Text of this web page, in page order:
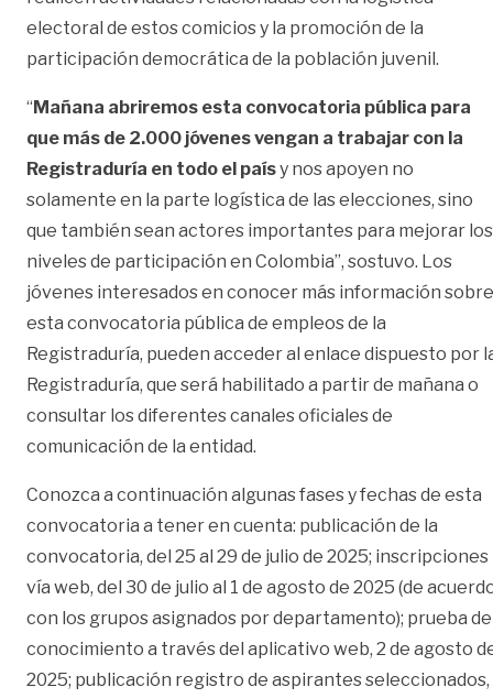
electoral de estos comicios y la promoción de la
participación democrática de la población juvenil.
“Mañana abriremos esta convocatoria pública para
que más de 2.000 jóvenes vengan a trabajar con la
Registraduría en todo el paísy nos apoyen no
solamente en la parte logística de las elecciones, sino
que también sean actores importantes para mejorar los
niveles de participación en Colombia”, sostuvo. Los
jóvenes interesados en conocer más información sobre
esta convocatoria pública de empleos de la
Registraduría, pueden acceder al enlace dispuesto por
Registraduría, que será habilitado a partir de mañana o
consultar los diferentes canales oficiales de
comunicación de la entidad.
Conozca a continuación algunas fases y fechas de esta
convocatoria a tener en cuenta: publicación de la
convocatoria, del 25 al 29 de julio de 2025; inscripciones
vía web, del 30 de julio al 1 de agosto de 2025 (de
con los grupos asignados por departamento); prueba de
conocimiento a través del aplicativo web, 2 de agosto
2025; publicación registro de aspirantes seleccionados,